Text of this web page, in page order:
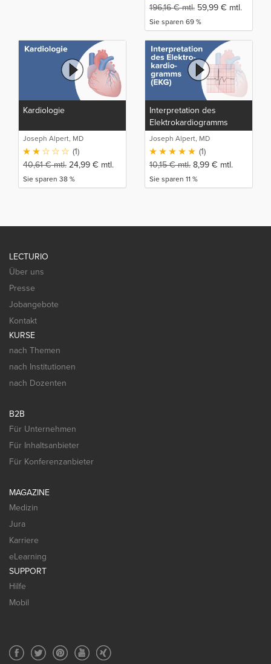
196,16€mtl. 59,99 € mtl.
Sie sparen 69 %
Kardiologie
Joseph Alpert, MD
(1)
40,61€mtl. 24,99 € mtl.
Sie sparen 38 %
Interpretation des
Elektrokardiogramms
(EKG)
Joseph Alpert, MD
(1)
10,15€mtl. 8,99 € mtl.
Sie sparen 11 %
LECTURIO
Über uns
Presse
Jobangebote
Kontakt
KURSE
nach Themen
nach Institutionen
nach Dozenten
B2B
Für Unternehmen
Für Inhaltsanbieter
Für Konferenzanbieter
MAGAZINE
Medizin
Jura
Karriere
eLearning
SUPPORT
Hilfe
Mobil